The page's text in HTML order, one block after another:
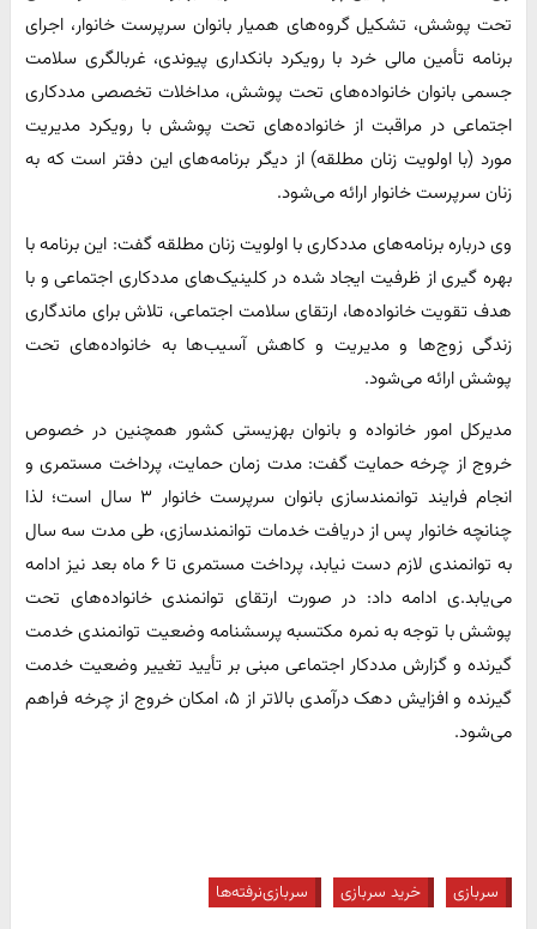
تحت پوشش، تشکیل گروه‌های همیار بانوان سرپرست خانوار، اجرای
برنامه تأمین مالی خرد با رویکرد بانکداری پیوندی، غربالگری سلامت
جسمی بانوان خانواده‌های تحت پوشش، مداخلات تخصصی مددکاری
اجتماعی در مراقبت از خانواده‌های تحت پوشش با رویکرد مدیریت
مورد (با اولویت زنان مطلقه) از دیگر برنامه‌های این دفتر است که به
زنان سرپرست خانوار ارائه می‌شود.
وی درباره برنامه‌های مددکاری با اولویت زنان مطلقه گفت: این برنامه با
بهره گیری از ظرفیت ایجاد شده در کلینیک‌های مددکاری اجتماعی و با
هدف تقویت خانواده‌ها، ارتقای سلامت اجتماعی، تلاش برای ماندگاری
زندگی زوج‌ها و مدیریت و کاهش آسیب‌ها به خانواده‌های تحت
پوشش ارائه می‌شود.
مدیرکل امور خانواده و بانوان بهزیستی کشور همچنین در خصوص
خروج از چرخه حمایت گفت: مدت زمان حمایت، پرداخت مستمری و
انجام فرایند توانمندسازی بانوان سرپرست خانوار ۳ سال است؛ لذا
چنانچه خانوار پس از دریافت خدمات توانمندسازی، طی مدت سه سال
به توانمندی لازم دست نیابد، پرداخت مستمری تا ۶ ماه بعد نیز ادامه
می‌یابد.‌ی ادامه داد: در صورت ارتقای توانمندی خانواده‌های تحت
پوشش با توجه به نمره مکتسبه پرسشنامه وضعیت توانمندی خدمت
گیرنده و گزارش مددکار اجتماعی مبنی بر تأیید تغییر وضعیت خدمت
گیرنده و افزایش دهک درآمدی بالاتر از ۵، امکان خروج از چرخه فراهم
می‌شود.
سربازی خرید سربازی سربازی‌نرفته‌ها